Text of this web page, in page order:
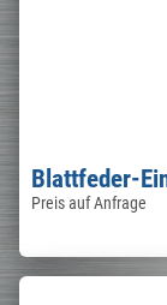
Blattfeder-
Preis auf Anfrage